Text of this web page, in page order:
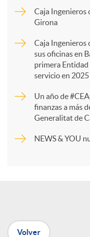
t
n
Caja Ingenieros
Girona
Caja Ingenieros
sus oficinas en
primera Entidad
servicio en 2025
Un año de
finanzas a más
Generalitat de
NEWS & YOU
Volver